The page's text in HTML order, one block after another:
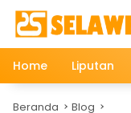
Langsung
konten
Home
Liputan
Beranda Blog